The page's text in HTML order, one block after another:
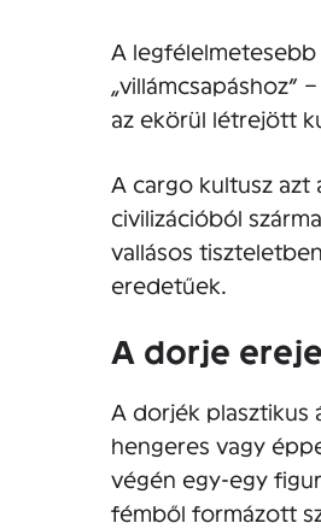
A
„villámcsapáshoz”
az ekörül létrejött
A cargo kultusz azt
civilizációból
vallásos
eredetűek.
A dorje ereje
A dorjék plasztikus
hengeres vagy
végén egy-egy
fémből formázott